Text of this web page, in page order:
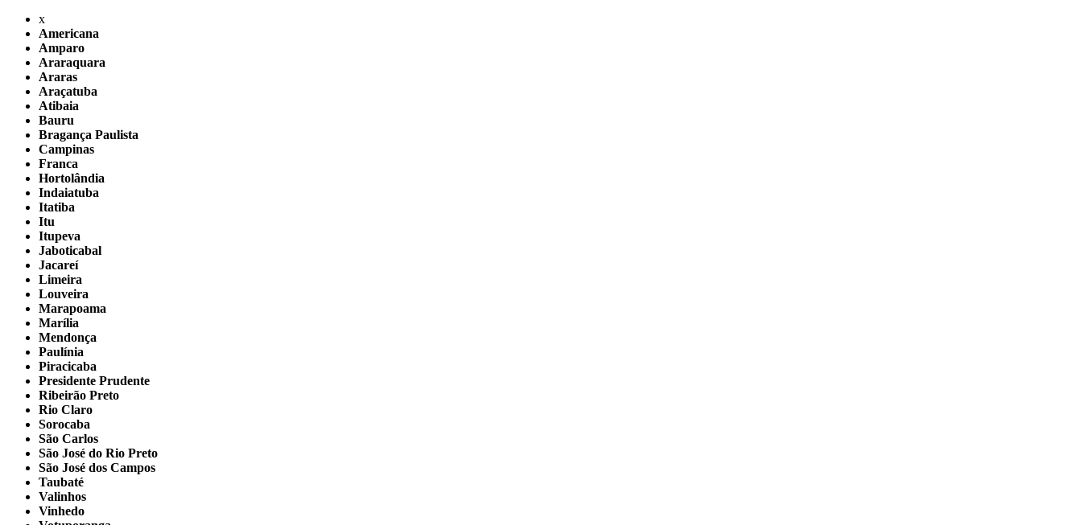
x
Americana
Amparo
Araraquara
Araras
Araçatuba
Atibaia
Bauru
Bragança Paulista
Campinas
Franca
Hortolândia
Indaiatuba
Itatiba
Itu
Itupeva
Jaboticabal
Jacareí
Limeira
Louveira
Marapoama
Marília
Mendonça
Paulínia
Piracicaba
Presidente Prudente
Ribeirão Preto
Rio Claro
Sorocaba
São Carlos
São José do Rio Preto
São José dos Campos
Taubaté
Valinhos
Vinhedo